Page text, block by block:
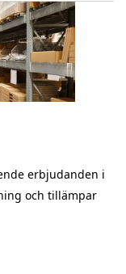
erbjudanden i
och tillämpar